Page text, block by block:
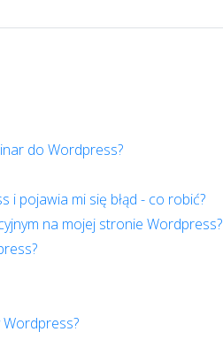
do Wordpress?
pojawia mi się błąd - co robić?
na mojej stronie Wordpress?